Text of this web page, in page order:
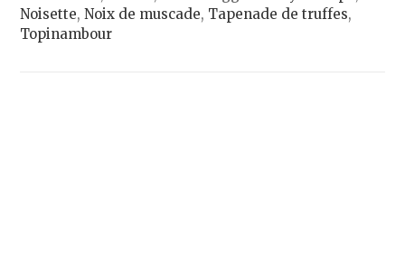
Noisette,Noix de muscade, Tapenade de truffes,
Topinambour